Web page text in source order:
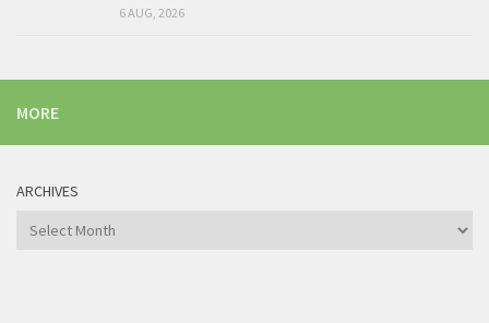
6 AUG, 2026
MORE
ARCHIVES
Archives